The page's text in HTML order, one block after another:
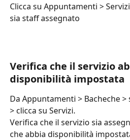
Clicca su Appuntamenti >
sia staff assegnato
Verifica che il servizio
disponibilità impostata
Da Appuntamenti > Bacheche >
> clicca su Servizi.
Verifica che il servizio sia
che abbia disponibilità